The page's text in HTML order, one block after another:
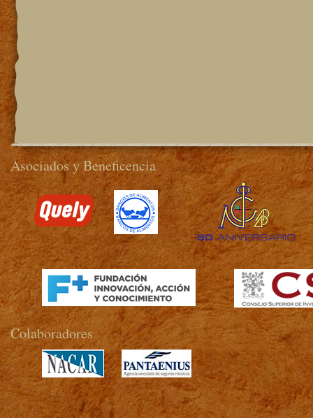
Asociados y Beneficencia
>
Colaboradores